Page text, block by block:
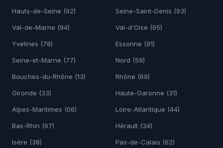
Hauts-de-Seine (92) Seine-Saint-Denis (93)
Val-de-Marne (94) Val-d'Oise (95)
Yvelines (78) Essonne (91)
Seine-et-Marne (77) Nord (59)
Bouches-du-Rhône (13) Rhône (69)
Gironde (33) Haute-Garonne (31)
Alpes-Maritimes (06) Loire-Atlantique (44)
Bas-Rhin (67) Hérault (34)
Isère (38) Pas-de-Calais (62)